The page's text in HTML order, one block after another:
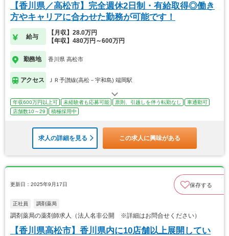
【香川県／高松市】完全週休2日制・有給取得◎働き
方やキャリアに合わせた勤務が可能です！
給与
【月収】28.0万円
【年収】480万円～600万円
勤務地 香川県 高松市
アクセス ＪＲ予讃線(高松－宇和島) 端岡駅
年収600万円以上可 未経験者も応募可能 原則、引越しを伴う転勤なし
車通勤可
店舗数10～29
積極採用中
求人の詳細を見る この求人に興味がある
更新日：2025年9月17日 保存する
正社員 調剤薬局
調剤薬局の薬剤師求人（法人名非公開 ※詳細はお問合せください）
【香川県高松市】香川県内に10店舗以上展開してい